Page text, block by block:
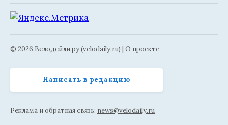
© 2026 Велодейли.ру (velodaily.ru) | О проекте
Написать в редакцию
Реклама и обратная связь: news@velodaily.ru